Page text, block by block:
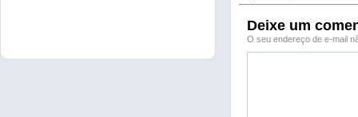
Deixe um
O seu endereço de e-mail